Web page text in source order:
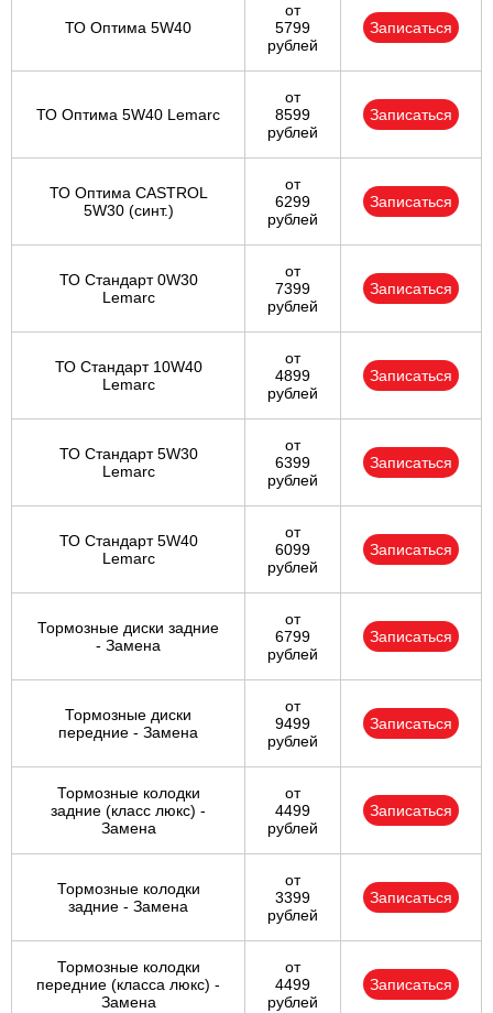
ТО Оптима 5W40
от
5799
рублей
Записаться
ТО Оптима 5W40 Lemarc
от
8599
рублей
Записаться
ТО Оптима CASTROL
5W30 (синт.)
от
6299
рублей
Записаться
ТО Стандарт 0W30
Lemarc
от
7399
рублей
Записаться
ТО Стандарт 10W40
Lemarc
от
4899
рублей
Записаться
ТО Стандарт 5W30
Lemarc
от
6399
рублей
Записаться
ТО Стандарт 5W40
Lemarc
от
6099
рублей
Записаться
Тормозные диски задние
- Замена
от
6799
рублей
Записаться
Тормозные диски
передние - Замена
от
9499
рублей
Записаться
Тормозные колодки
задние (класс люкс) -
Замена
от
4499
рублей
Записаться
Тормозные колодки
задние - Замена
от
3399
рублей
Записаться
Тормозные колодки
передние (класса люкс) -
Замена
от
4499
рублей
Записаться